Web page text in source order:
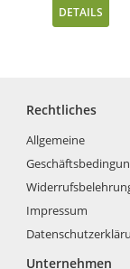
DETAILS
Rechtliches
Allgemeine
Impressum
Unternehmen